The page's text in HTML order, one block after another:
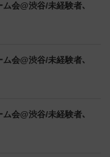
ム会@渋谷/未経験者､
ム会@渋谷/未経験者､
ム会@渋谷/未経験者､